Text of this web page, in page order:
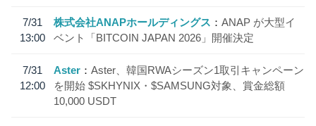
7/31
13:00
株式会社ANAPホールディングス
ANAP が大型イ
ベント「BITCOIN JAPAN 2026」開催決定
7/31
12:00
Aster
Aster、韓国RWAシーズン1取引キャンペーン
を開始 $SKHYNIX・$SAMSUNG対象、賞金総額
10,000 USDT